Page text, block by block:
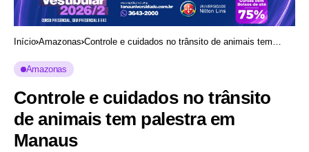
Início Amazonas Controle e cuidados no trânsito de animais tem
Amazonas
Controle e cuidados no trânsito
de animais tem palestra em
Manaus